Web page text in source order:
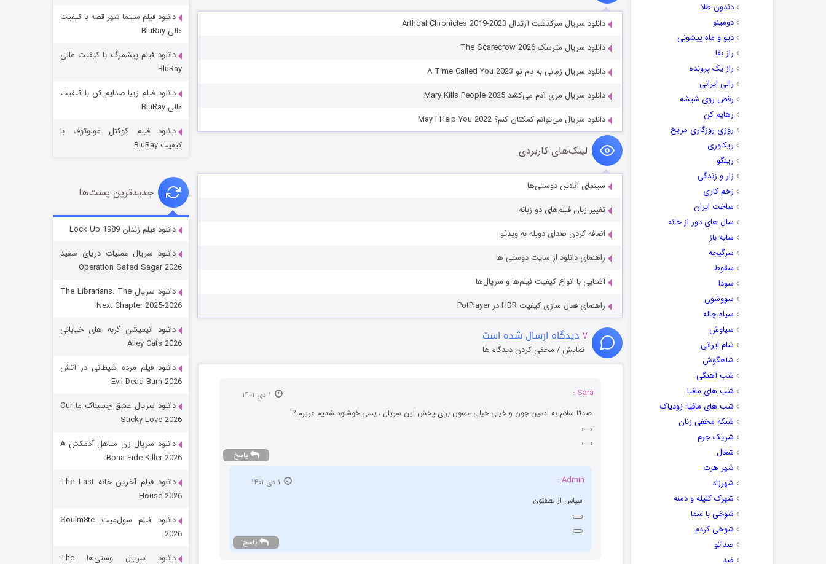
دندون طلا
دومینو
دیو و ماه پیشونی
راز بقا
راز یک پرونده
رالی ایرانی
رقص روی شیشه
رهایم کن
روزی روزگاری مریخ
ریکاوری
رینگو
زار و زندگی
زخم کاری
ساخت ایران
سال های دور از خانه
سایه باز
سرگیجه
سقوط
سودا
سووشون
سیاه چاله
سیاوش
شام ایرانی
شاهگوش
شب آهنگی
شب های مافیا
شب های مافیا: زودیاک
شبکه مخفی زنان
شریک جرم
شغال
شهر هرت
شهرزاد
شهرک کلیله و دمنه
شوخی با شما
شوخی کردم
صداتو
ضد
دانلود سریال سرگذشت آرتدال Arthdal Chronicles 2019-2023
دانلود سریال مترسک The Scarecrow 2026
دانلود سریال زمانی به نام تو A Time Called You 2023
دانلود سریال مری آدم می‌کشد Mary Kills People 2025
دانلود سریال می‌توانم کمکتان کنم؟ May I Help You 2022
لینک‌های کاربردی
سینمای آنلاین دوستی‌ها
تغییر زبان فیلم‌های دو زبانه
اضافه کردن صدای دوبله به ویدئو
راهنمای دانلود از سایت دوستی ها
آشنایی با انواع کیفیت فیلم‌ها و سریال‌ها
راهنمای فعال سازی کیفیت HDR در PotPlayer
۷ دیدگاه ارسال شده است
نمایش / مخفی کردن دیدگاه ها
Sara :
صدتا سلام به ادمین جون و خیلی خیلی ممنون برای پخش این سریال ، بسی خوشنود شدیم عزیزم ?
پاسخ
Admin :
سپاس از لطفتون
پاسخ
عملیات آپارتمان
مردگان متحرک: شهر مرده ۳
شکست استوارت در نجات جهان
منتشر شد
دانلود فیلم سینما شهر قصه با کیفیت
عالی BluRay
دانلود فیلم پیشمرگ با کیفیت عالی
BluRay
دانلود فیلم زیبا صدایم کن با کیفیت
عالی BluRay
دانلود فیلم کوکتل مولوتوف با
کیفیت BluRay
جدیدترین پست‌ها
دانلود فیلم زندان Lock Up 1989
دانلود سریال عملیات دریای سفید
Operation Safed Sagar 2026
دانلود سریال The Librarians: The
Next Chapter 2025-2026
دانلود انیمیشن گربه های خیابانی
Alley Cats 2026
دانلود فیلم مرده شیطانی در آتش
Evil Dead Burn 2026
دانلود سریال عشق چسبناک ما Our
Sticky Love 2026
دانلود سریال زن متاهل آدمکش A
Bona Fide Killer 2026
دانلود فیلم آخرین خانه The Last
House 2026
دانلود فیلم سول‌میت Soulm8te
2026
دانلود سریال وستی‌ها The